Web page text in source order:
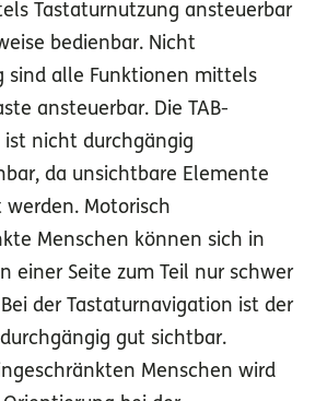
Tastaturnutzung ansteuerbar
bedienbar. Nicht
sind alle Funktionen mittels
ansteuerbar. Die TAB-
ist nicht durchgängig
da unsichtbare Elemente
Motorisch
Menschen können sich in
einer Seite zum Teil nur schwer
der Tastaturnavigation ist der
gut sichtbar.
Menschen wird